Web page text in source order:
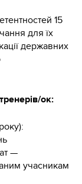
15
для їх
державних
ок:
—
учасникам